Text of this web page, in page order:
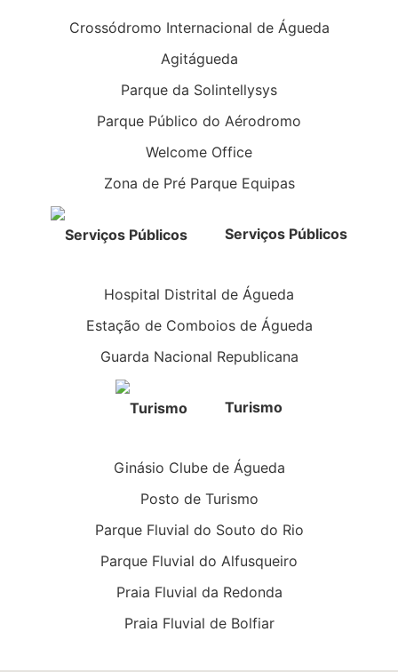
Crossódromo Internacional de Águeda
Agitágueda
Parque da Solintellysys
Parque Público do Aérodromo
Welcome Office
Zona de Pré Parque Equipas
Serviços Públicos
Hospital Distrital de Águeda
Estação de Comboios de Águeda
Guarda Nacional Republicana
Turismo
Ginásio Clube de Águeda
Posto de Turismo
Parque Fluvial do Souto do Rio
Parque Fluvial do Alfusqueiro
Praia Fluvial da Redonda
Praia Fluvial de Bolfiar